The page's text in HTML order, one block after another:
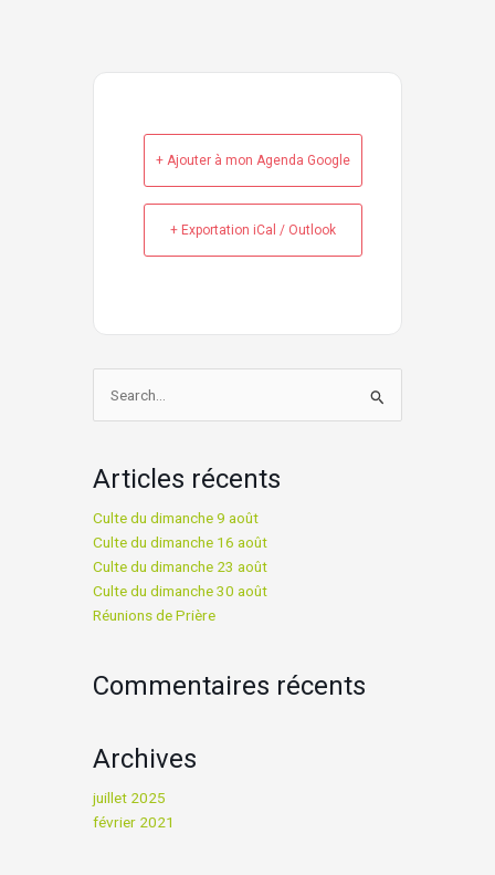
+ Ajouter à mon Agenda Google
+ Exportation iCal / Outlook
Rechercher :
Articles récents
Culte du dimanche 9 août
Culte du dimanche 16 août
Culte du dimanche 23 août
Culte du dimanche 30 août
Réunions de Prière
Commentaires récents
Archives
juillet 2025
février 2021